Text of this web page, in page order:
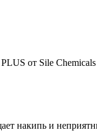
от Sile
накипь и